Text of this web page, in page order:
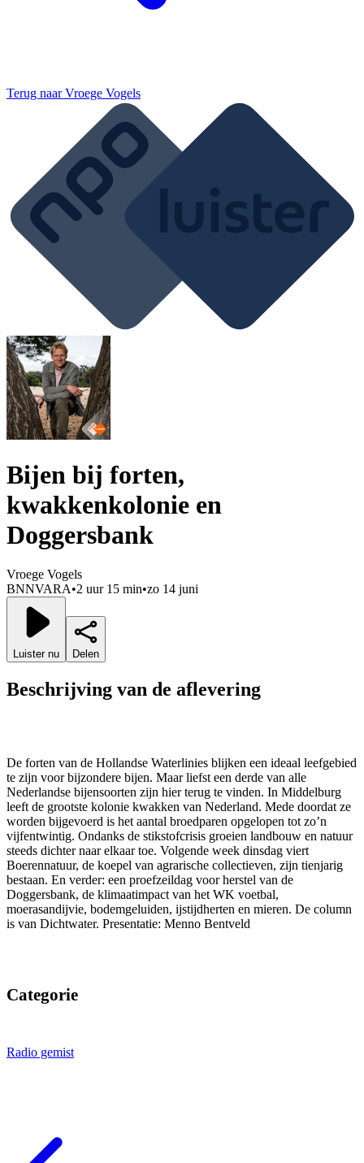
Terug naarVroege Vogels
Bijen bij forten,
kwakkenkolonie en
Doggersbank
Vroege Vogels
BNNVARA•2 uur 15 min•zo 14 juni
Luister nu Delen
Beschrijving van de aflevering
De forten van de Hollandse Waterlinies blijken een ideaal leefgebied
te zijn voor bijzondere bijen. Maar liefst een derde van alle
Nederlandse bijensoorten zijn hier terug te vinden. In Middelburg
leeft de grootste kolonie kwakken van Nederland. Mede doordat ze
worden bijgevoerd is het aantal broedparen opgelopen tot zo’n
vijfentwintig. Ondanks de stikstofcrisis groeien landbouw en natuur
steeds dichter naar elkaar toe. Volgende week dinsdag viert
Boerennatuur, de koepel van agrarische collectieven, zijn tienjarig
bestaan. En verder: een proefzeildag voor herstel van de
Doggersbank, de klimaatimpact van het WK voetbal,
moerasandijvie, bodemgeluiden, ijstijdherten en mieren. De column
is van Dichtwater. Presentatie: Menno Bentveld
Categorie
Radio gemist